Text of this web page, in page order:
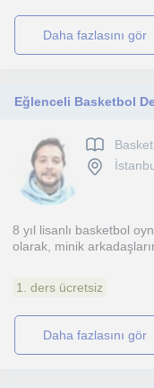
daha fazlasını gör
Eğlenceli Basketbol
8 yıl lisanlı basketbol
olarak, minik
1. ders ücretsiz
daha fazlasını gör